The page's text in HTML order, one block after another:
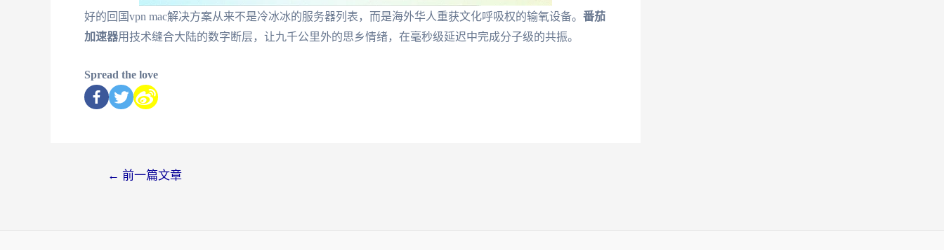
好的回国vpn mac解决方案从来不是冷冰冰的服务器列表，而是海外华人重获文化呼吸权的输氧设备。 番茄
加速器用技术缝合大陆的数字断层，让九千公里外的思乡情绪，在毫秒级延迟中完成分子级的共振。
Spread the love
← 前一篇文章